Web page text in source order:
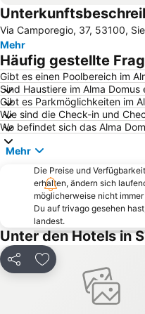
Bettolle
Historische Altstadt von Pienza
Aussichtsplatz Piazzale Michelangelo
Dom von Siena
Castello di Verrazzano
Klosterruine San Galgano
Historical Centre
The Mall
Galluzzo
Terme di Petriolo
Circolo del Golf dell'Ugolino
Volterra AD 1398
Abbazia di Monte Oliveto Maggiore
Mercantia
Via Camporegio, 37, 53100,
Mehr
Häufig gestellte
Gibt es einen Poolbereich im
Sind Haustiere im Alma Domus
Gibt es Parkmöglichkeiten im
Wie sind die Check-in und
Wo befindet sich das Alma
Mehr
Die Preise und
erhalten, ändern sich
möglicherweise nicht
Du auf trivago gesehen
landest.
Unter den Hotels in
Teilen Zu Favoriten